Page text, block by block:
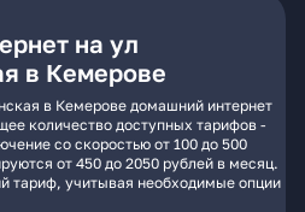
на ул
в Кемерове
в Кемерове домашний интернет
количество доступных тарифов -
со скоростью от 100 до 500
от 450 до 2050 рублей в месяц.
тариф, учитывая необходимые опции